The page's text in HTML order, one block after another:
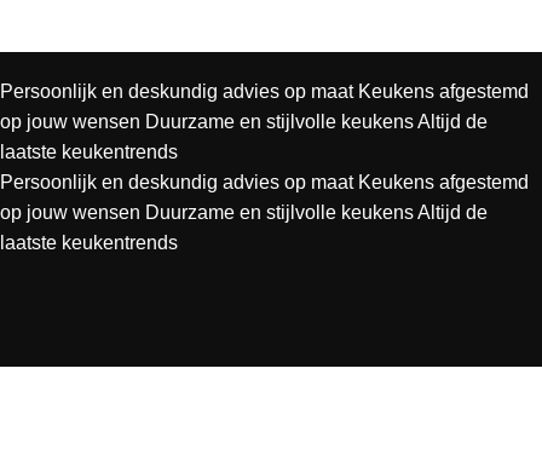
Persoonlijk en deskundig advies op maat Keukens afgestemd
op jouw wensen Duurzame en stijlvolle keukensAltijd de
laatste keukentrends
Persoonlijk en deskundig advies op maat Keukens afgestemd
op jouw wensen Duurzame en stijlvolle keukensAltijd de
laatste keukentrends